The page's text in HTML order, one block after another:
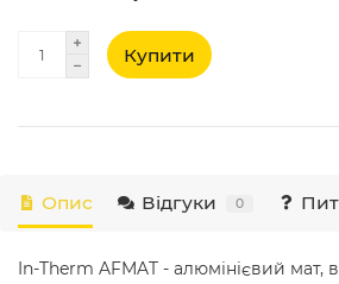
Купити
Опис Відгуки 0
In-Therm AFMAT - алюмінієвий мат,